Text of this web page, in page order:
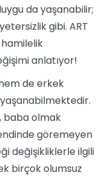
da yaşanabilir;
gibi. ART
hamilelik
anlatıyor!
de erkek
baba olmak
göremeyen
değişikliklerle ilgili
birçok olumsuz